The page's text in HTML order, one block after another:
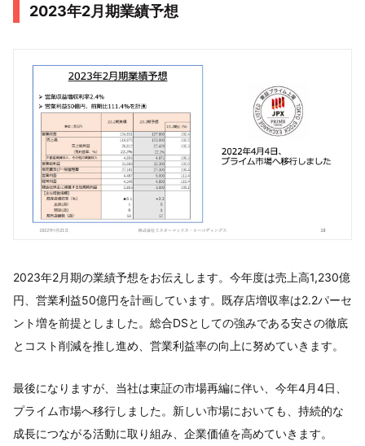
2023年2月期業績予想
2023年2月期の業績予想をお伝えします。今年度は売上高1,230億
円、営業利益50億円を計画しています。既存店増収率は2.2パーセ
ント増を前提としました。総合DSとしての強みである安さの徹底
とコスト削減を推し進め、営業利益率の向上に努めていきます。
最後になりますが、当社は東証の市場再編に伴い、今年4月4日、
プライム市場へ移行しました。新しい市場においても、持続的な
成長につながる活動に取り組み、企業価値を高めていきます。